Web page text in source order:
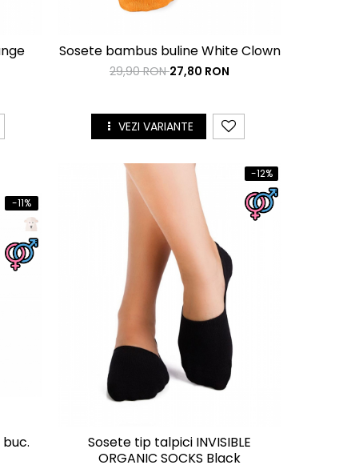
Sosete bambus buline White Clown
29,90 RON27,80 RON
VEZI VARIANTE
-11%
-12%
Sosete tip talpici INVISIBLE
ORGANIC SOCKS Black